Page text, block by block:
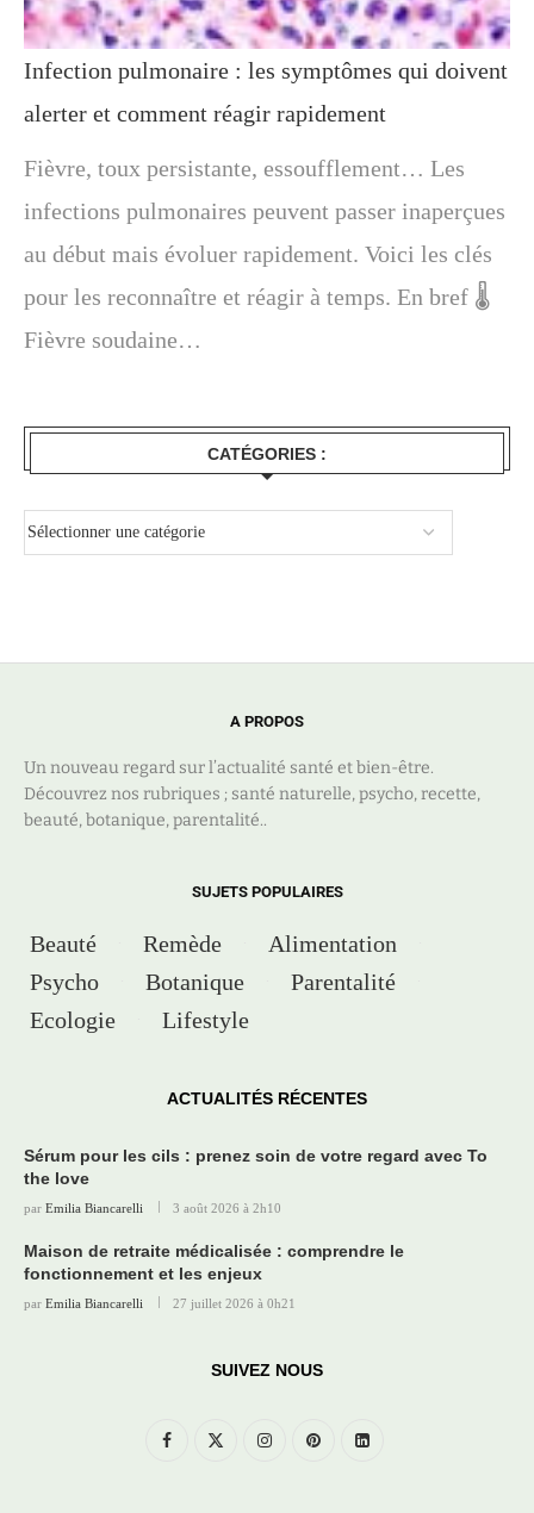
Infection pulmonaire : les symptômes qui doivent
alerter et comment réagir rapidement
Fièvre, toux persistante, essoufflement… Les
infections pulmonaires peuvent passer inaperçues
au début mais évoluer rapidement. Voici les clés
pour les reconnaître et réagir à temps. En bref 🌡️
Fièvre soudaine…
CATÉGORIES :
A PROPOS
Un nouveau regard sur l’actualité santé et bien-être.
Découvrez nos rubriques ; santé naturelle, psycho, recette,
beauté, botanique, parentalité..
SUJETS POPULAIRES
Beauté Remède
Alimentation
Psycho
Botanique
Parentalité
Ecologie
Lifestyle
ACTUALITÉS RÉCENTES
Sérum pour les cils : prenez soin de votre regard avec To
the love
par Emilia Biancarelli 3 août 2026 à 2h10
Maison de retraite médicalisée : comprendre le
fonctionnement et les enjeux
par Emilia Biancarelli 27 juillet 2026 à 0h21
SUIVEZ NOUS